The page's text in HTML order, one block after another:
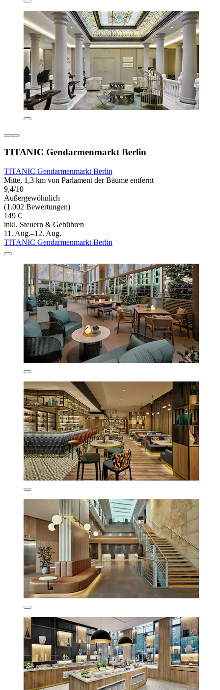
TITANIC Gendarmenmarkt Berlin
TITANIC Gendarmenmarkt Berlin
Mitte, 1,3 km von Parlament der Bäume entfernt
9,4/10
Außergewöhnlich
(1.002 Bewertungen)
149 €
inkl. Steuern & Gebühren
11. Aug.–12. Aug.
TITANIC Gendarmenmarkt Berlin